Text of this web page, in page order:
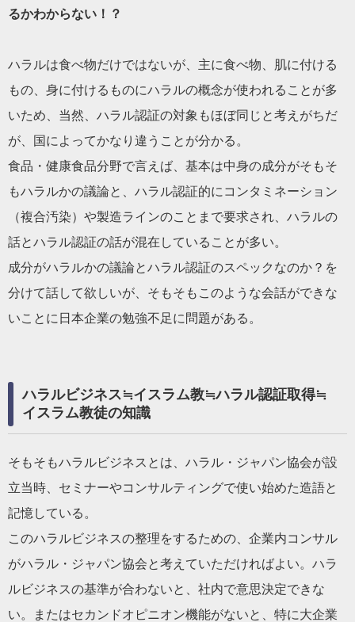
るかわからない！？
ハラルは食べ物だけではないが、主に食べ物、肌に付ける
もの、身に付けるものにハラルの概念が使われることが多
いため、当然、ハラル認証の対象もほぼ同じと考えがちだ
が、国によってかなり違うことが分かる。
食品・健康食品分野で言えば、基本は中身の成分がそもそ
もハラルかの議論と、ハラル認証的にコンタミネーション
（複合汚染）や製造ラインのことまで要求され、ハラルの
話とハラル認証の話が混在していることが多い。
成分がハラルかの議論とハラル認証のスペックなのか？を
分けて話して欲しいが、そもそもこのような会話ができな
いことに日本企業の勉強不足に問題がある。
ハラルビジネス≒イスラム教≒ハラル認証取得≒
イスラム教徒の知識
そもそもハラルビジネスとは、ハラル・ジャパン協会が設
立当時、セミナーやコンサルティングで使い始めた造語と
記憶している。
このハラルビジネスの整理をするための、企業内コンサル
がハラル・ジャパン協会と考えていただければよい。ハラ
ルビジネスの基準が合わないと、社内で意思決定できな
い。またはセカンドオピニオン機能がないと、特に大企業